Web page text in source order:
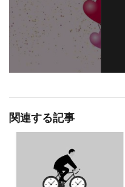
関連する記事